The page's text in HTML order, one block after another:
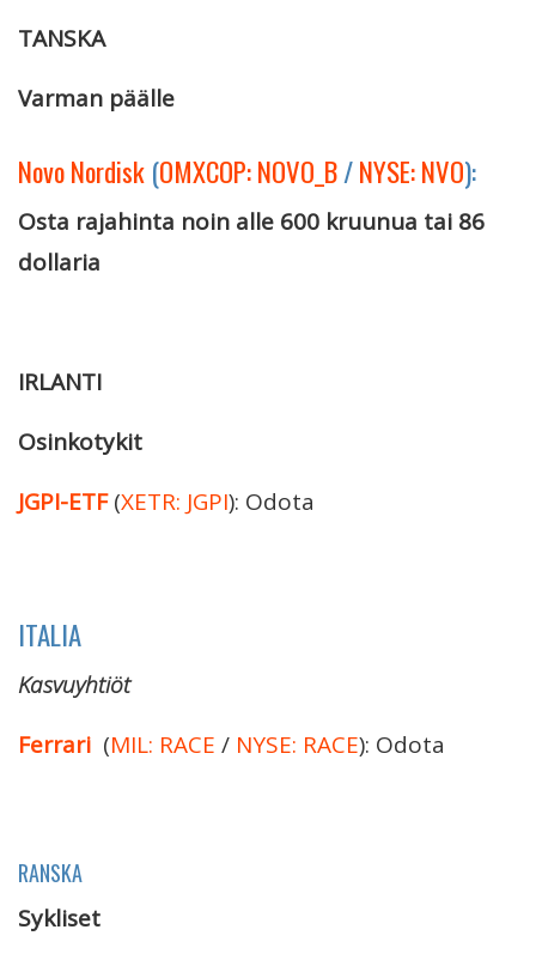
TANSKA
Varman päälle
Novo Nordisk (OMXCOP: NOVO_B/NYSE: NVO):
Osta rajahinta noin alle 600 kruunua tai 86
dollaria
IRLANTI
Osinkotykit
JGPI-ETF (XETR: JGPI): Odota
ITALIA
Kasvuyhtiöt
Ferrari (MIL: RACE / NYSE: RACE): Odota
RANSKA
Sykliset